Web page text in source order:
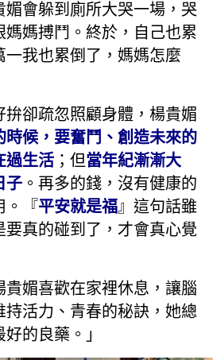
媚會躲到廁所大哭一場，哭
媽搏鬥。終於，自己也累
一我也累倒了，媽媽怎麼
卻疏忽照顧身體，楊貴媚
時候，要奮鬥、創造未來的
過生活 ；但當年紀漸漸大
子 。再多的錢，沒有健康的
。『平安就是福』這句話雖
要真的碰到了，才會真心覺
媚喜歡在家裡休息，讓腦
持活力、青春的秘訣，她總
的良藥。」